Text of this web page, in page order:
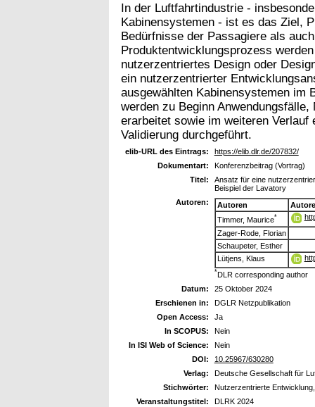
In der Luftfahrtindustrie -
Kabinensystemen - ist es das Ziel,
Bedürfnisse der Passagiere als
Produktentwicklungsprozess
nutzerzentriertes Design oder
ein nutzerzentrierter
ausgewählten Kabinensystemen im
werden zu Beginn
erarbeitet sowie im weiteren
Validierung durchgeführt.
elib-URL des Eintrags:
https://elib.dlr.de/207832/
Dokumentart:
Konferenzbeitrag (Vortrag)
Titel:
Ansatz für eine
Beispiel der Lavatory
Autoren:
Autoren
Timmer, Maurice*
Zager-Rode, Florian
Schaupeter, Esther
Lütjens, Klaus
*DLR corresponding author
Datum:
25 Oktober 2024
Erschienen in:
DGLR Netzpublikation
Open Access:
Ja
In SCOPUS:
Nein
In ISI Web of Science:
Nein
DOI:
10.25967/630280
Verlag:
Deutsche Gesellschaft für
Stichwörter:
Nutzerzentrierte
Veranstaltungstitel:
DLRK 2024